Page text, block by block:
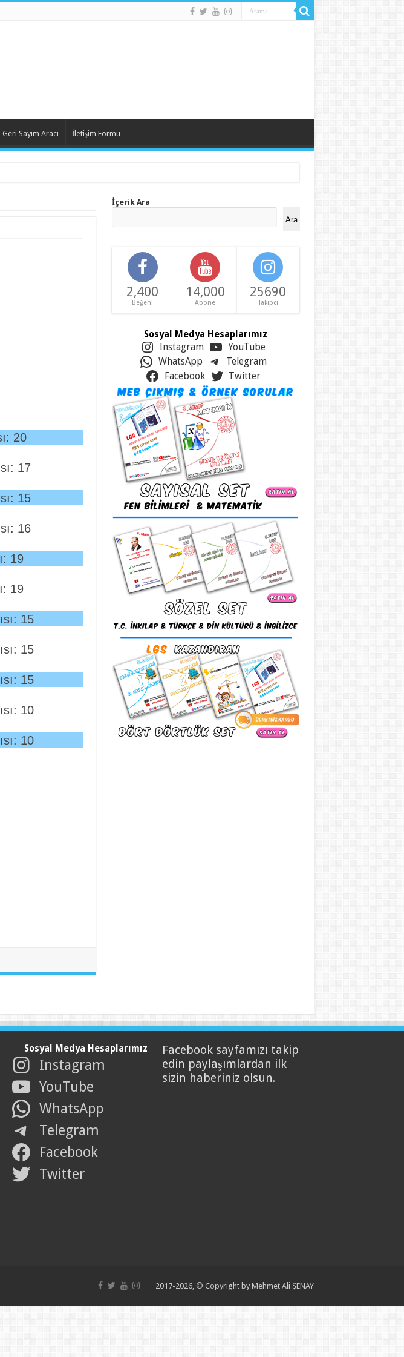
Geri Sayım Aracı İletişim Formu
20
17
15
16
19
19
15
15
15
10
10
İçerik Ara
Ara
2,400
Beğeni
14,000
Abone
25690
Takipci
Sosyal Medya Hesaplarımız
Instagram
YouTube
WhatsApp
Telegram
Facebook
Twitter
Sosyal Medya Hesaplarımız
Instagram
YouTube
WhatsApp
Telegram
Facebook
Twitter
Facebook sayfamızı takip
edin paylaşımlardan ilk
sizin haberiniz olsun.
2017-2026, © Copyright by Mehmet Ali ŞENAY